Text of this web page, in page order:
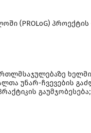
(PROLoG)
უნარ-ჩვევების